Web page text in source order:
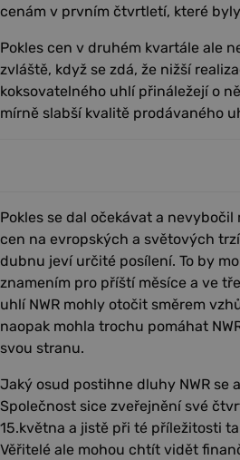
cenám v prvním čtvrtletí, které
Pokles cen v druhém kvartále ale
zvláště, když se zdá, že nižší
koksovatelného uhlí přináležejí o
mírně slabší kvalitě prodávaného
Pokles se dal očekávat a
cen na evropských a světových
dubnu jeví určité posílení. To by
znamením pro příští měsíce a ve
uhlí NWR mohly otočit směrem
naopak mohla trochu pomáhat
svou stranu.
Jaký osud postihne dluhy NWR se
Společnost sice zveřejnění své
15.května a jistě při té příležitosti
Věřitelé ale mohou chtít vidět